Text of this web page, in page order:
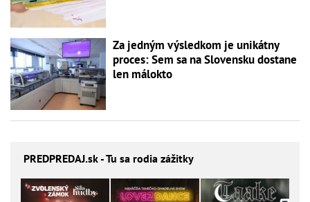
Za jedným výsledkom je unikátny
proces: Sem sa na Slovensku dostane
len málokto
PREDPREDAJ.sk - Tu sa rodia zážitky